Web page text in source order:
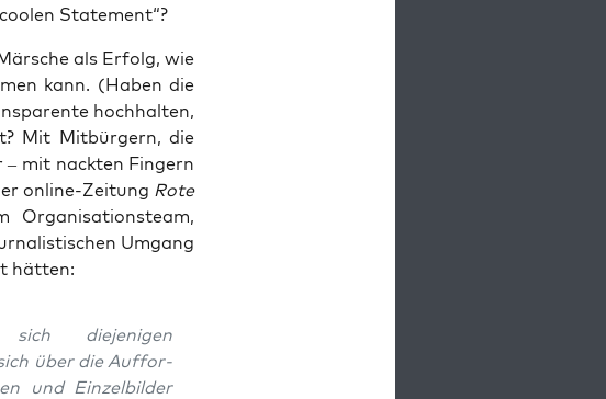
Statement“?
als Erfolg, wie
kann. (Haben die
hoch­hal­ten,
Mit Mit­bür­gern, die
– mit nack­ten Fin­gern
online-Zei­tung Rote
Orga­ni­sa­ti­ons­team,
Umgang
hätten:
die­je­ni­gen
über die Auf­for­
und Ein­zel­bil­der